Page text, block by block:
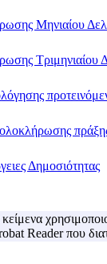
Μηνιαίου
Τριμηνιαίου
Δημοσιότητας
Reader που